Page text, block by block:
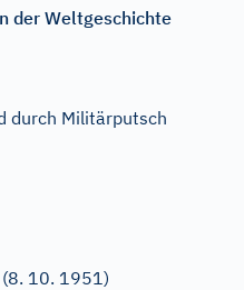
der Weltgeschichte
durch Militärputsch
10. 1951)